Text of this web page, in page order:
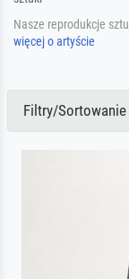
Nasze reprodukcje
więcej o artyście
Filtry/Sortowanie